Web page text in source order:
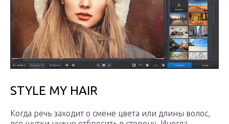
STYLE MY HAIR
Когда речь заходит о смене цвета или длины волос,